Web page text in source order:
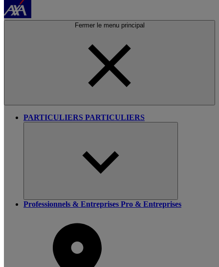
Fermer le menu principal
PARTICULIERS PARTICULIERS
Professionnels & Entreprises Pro & Entreprises